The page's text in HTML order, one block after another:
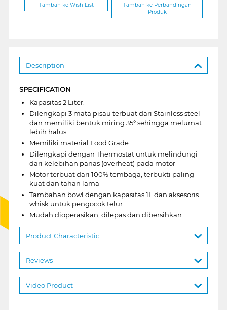
Tambah ke Wish List
Tambah ke Perbandingan
Produk
Description
SPECIFICATION
Kapasitas 2 Liter.
Dilengkapi 3 mata pisau terbuat dari Stainless steel
dan memiliki bentuk miring 35° sehingga melumat
lebih halus
Memiliki material Food Grade.
Dilengkapi dengan Thermostat untuk melindungi
dari kelebihan panas (overheat) pada motor
Motor terbuat dari 100% tembaga, terbukti paling
kuat dan tahan lama
Tambahan bowl dengan kapasitas 1L dan aksesoris
whisk untuk pengocok telur
Mudah dioperasikan, dilepas dan dibersihkan.
Product Characteristic
Reviews
Video Product